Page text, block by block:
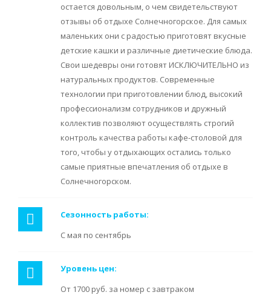
остается довольным, о чем свидетельствуют
отзывы об отдыхе Солнечногорское. Для самых
маленьких они с радостью приготовят вкусные
детские кашки и различные диетические блюда.
Свои шедевры они готовят ИСКЛЮЧИТЕЛЬНО из
натуральных продуктов. Современные
технологии при приготовлении блюд, высокий
профессионализм сотрудников и дружный
коллектив позволяют осуществлять строгий
контроль качества работы кафе-столовой для
того, чтобы у отдыхающих остались только
самые приятные впечатления об отдыхе в
Солнечногорском.
Сезонность работы:
С мая по сентябрь
Уровень цен:
От 1700 руб. за номер с завтраком